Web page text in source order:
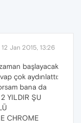
12 Jan 2015, 13:26
başlayacak
çok aydınlattı:
bana da
YILDIR ŞU
CHROME